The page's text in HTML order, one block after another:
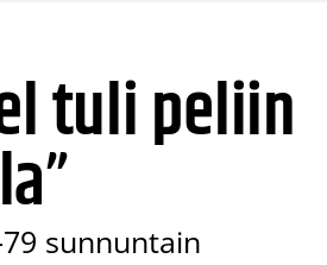
tuli peliin
sunnuntain